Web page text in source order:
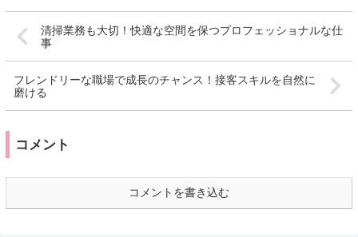
清掃業務も大切！快適な空間を保つプロフェッショナルな仕
事
フレンドリーな職場で成長のチャンス！接客スキルを自然に
磨ける
コメント
コメントを書き込む